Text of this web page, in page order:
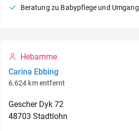
Beratung zu Babypflege und Umgang
Hebamme
Carina Ebbing
6.624 km entfernt
Gescher Dyk 72
48703 Stadtlohn